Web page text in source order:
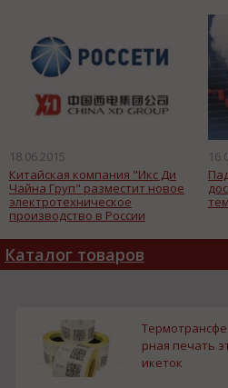
18.06.2015
Китайская компания "Икс Ди
Чайна Груп" разместит новое
электротехническое
производство в России
Каталог товаров
Термотрансфе
рная печать
икеток